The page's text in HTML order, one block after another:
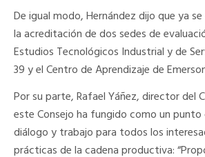
De igual modo, Hernández dijo que ya
la acreditación de dos sedes de
Estudios Tecnológicos Industrial y de
39 y el Centro de Aprendizaje de
Por su parte, Rafael Yáñez, director del
este Consejo ha fungido como un
diálogo y trabajo para todos los
prácticas de la cadena productiva: